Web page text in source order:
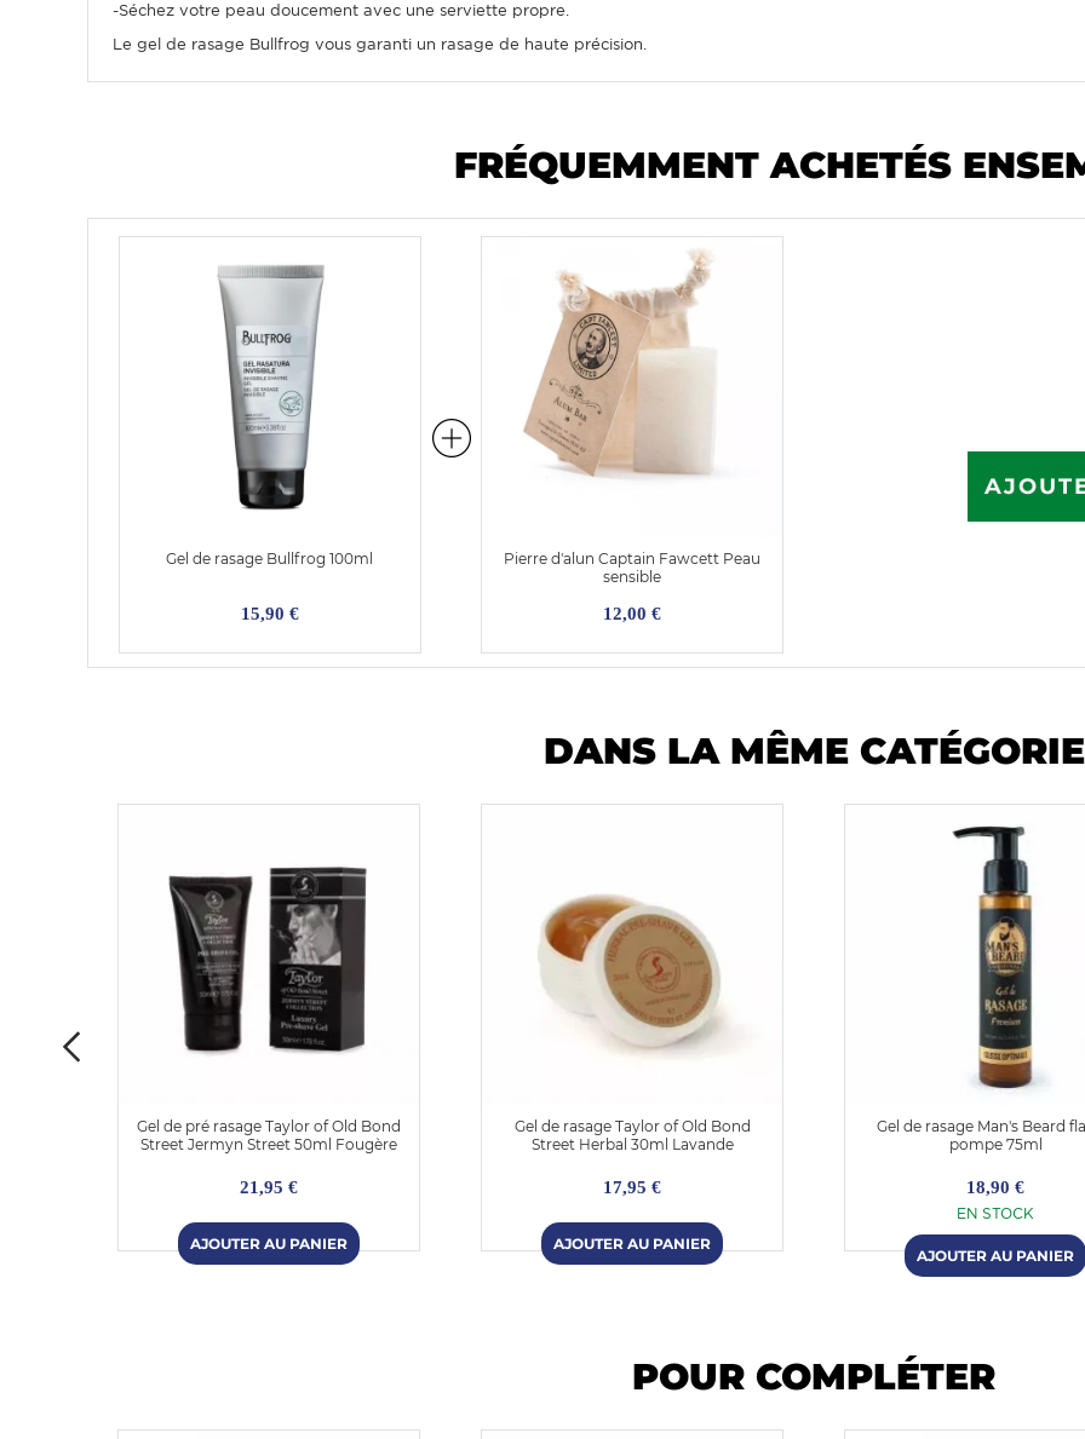
-Séchez votre peau doucement avec une serviette propre.
Le gel de rasage Bullfrog vous garanti un rasage de haute précision.
FRÉQUEMMENT ACHETÉS
Gel de rasage Bullfrog 100ml
15,90 €
Pierre d'alun Captain Fawcett Peau
sensible
12,00 €
DANS LA MÊME CATÉGORIE
Gel de pré rasage Taylor of Old Bond
Street Jermyn Street 50ml Fougère
21,95 €
Gel de rasage Taylor of Old Bond
Street Herbal 30ml Lavande
17,95 €
Gel de rasage Man's Beard
pompe 75ml
18,90 €
EN STOCK
POUR COMPLÉTER